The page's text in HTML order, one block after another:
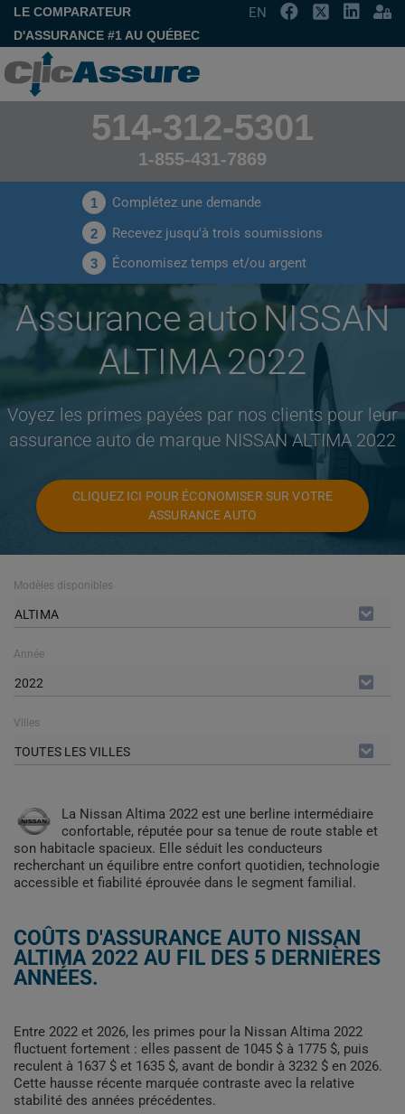
LE COMPARATEUR
D'ASSURANCE #1 AU QUÉBEC
EN
514-312-5301
1-855-431-7869
1 Complétez une demande
2 Recevez jusqu'à trois soumissions
3 Économisez temps et/ou argent
Assurance auto NISSAN
ALTIMA 2022
Voyez les primes payées par nos clients pour leur
assurance auto de marque NISSAN ALTIMA 2022
CLIQUEZ ICI POUR ÉCONOMISER SUR VOTRE
ASSURANCE AUTO
Modèles disponibles
ALTIMA
Année
2022
Villes
TOUTES LES VILLES
La Nissan Altima 2022 est une berline intermédiaire
confortable, réputée pour sa tenue de route stable et
son habitacle spacieux. Elle séduit les conducteurs
recherchant un équilibre entre confort quotidien, technologie
accessible et fiabilité éprouvée dans le segment familial.
COÛTS D'ASSURANCE AUTO NISSAN
ALTIMA 2022 AU FIL DES 5 DERNIÈRES
ANNÉES.
Entre 2022 et 2026, les primes pour la Nissan Altima 2022
fluctuent fortement : elles passent de 1045 $ à 1775 $, puis
reculent à 1637 $ et 1635 $, avant de bondir à 3232 $ en 2026.
Cette hausse récente marquée contraste avec la relative
stabilité des années précédentes.